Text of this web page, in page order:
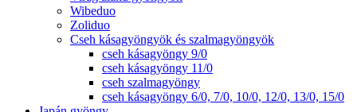
Wibeduo
Zoliduo
Cseh kásagyöngyök és szalmagyöngyök
cseh kásagyöngy 9/0
cseh kásagyöngy 11/0
cseh szalmagyöngy
cseh kásagyöngy 6/0, 7/0, 10/0, 12/0, 13/0, 15/0